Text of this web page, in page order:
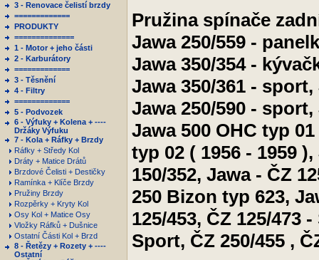
3 - Renovace čelistí brzdy
=============
PRODUKTY
==============
1 - Motor + jeho části
2 - Karburátory
=============
3 - Těsnění
4 - Filtry
=============
5 - Podvozek
6 - Výfuky + Kolena + ----
Držáky Výfuku
7 - Kola + Ráfky + Brzdy
Ráfky + Středy Kol
Dráty + Matice Drátů
Brzdové Čelisti + Destičky
Ramínka + Klíče Brzdy
Pružiny Brzdy
Rozpěrky + Kryty Kol
Osy Kol + Matice Osy
Vložky Ráfků + Dušnice
Ostatní Části Kol + Brzd
8 - Řetězy + Rozety + ----
Ostatní
Pružina spínače
Jawa 250/559 -
Jawa 350/354 -
Jawa 350/361 -
Jawa 250/590 - sport,
Jawa 500 OHC typ
typ 02 ( 1956 - 1959
150/352, Jawa - ČZ
250 Bizon typ 623,
125/453, ČZ 125/473
Sport, ČZ 250/455 ,